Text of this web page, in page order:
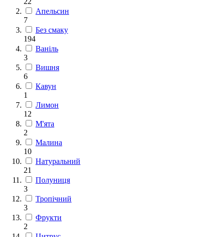
Апельсин
7
Без смаку
194
Ваніль
3
Вишня
6
Кавун
1
Лимон
12
М'ята
2
Малина
10
Натуральний
21
Полуниця
3
Тропічний
3
Фрукти
2